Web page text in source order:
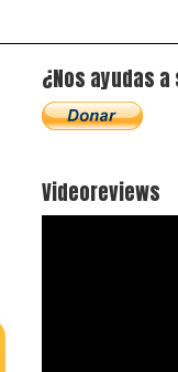
¿Nos ayudas
Videoreviews